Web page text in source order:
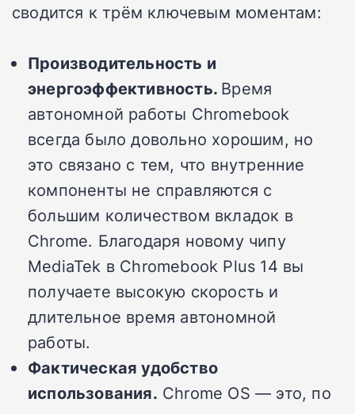
сводится к трём ключевым моментам:
Производительность и
энергоэффективность. Время
автономной работы Chromebook
всегда было довольно хорошим, но
это связано с тем, что внутренние
компоненты не справляются с
большим количеством вкладок в
Chrome. Благодаря новому чипу
MediaTek в Chromebook Plus 14 вы
получаете высокую скорость и
длительное время автономной
работы.
Фактическая удобство
использования. Chrome OS — это, по